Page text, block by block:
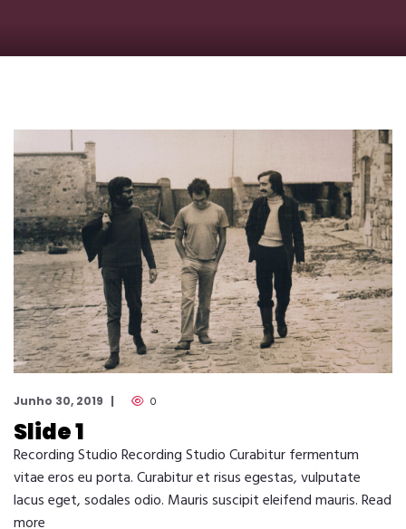
Junho 30, 2019 0
Slide 1
Recording Studio Recording Studio Curabitur fermentum
vitae eros eu porta. Curabitur et risus egestas, vulputate
lacus eget, sodales odio. Mauris suscipit eleifend mauris. Read
more